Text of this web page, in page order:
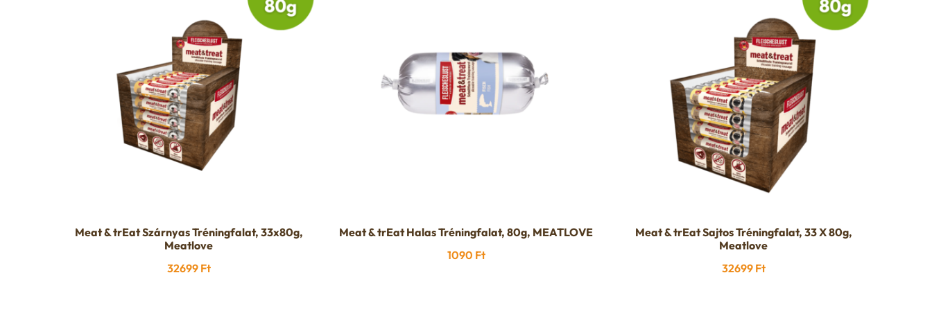
Meat & trEat Szárnyas Tréningfalat, 33x80g,
Meatlove
32699 Ft
Meat & trEat Halas Tréningfalat, 80g, MEATLOVE
1090 Ft
Meat & trEat Sajtos Tréningfalat, 33 X 80g,
Meatlove
32699 Ft